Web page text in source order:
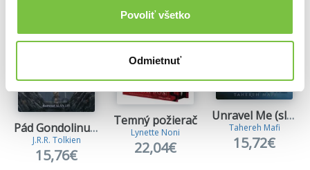
Povoliť všetko
Odmietnuť
Pád Gondolinu (v slovenčine)
J.R.R. Tolkien
15,76€
Temný požierač
Lynette Noni
22,04€
Unravel Me (slovenský jazyk)
Tahereh Mafi
15,72€